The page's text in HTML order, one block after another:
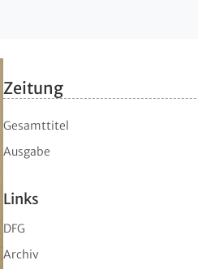
Zeitung
Gesamttitel
Ausgabe
Links
DFG
Archiv